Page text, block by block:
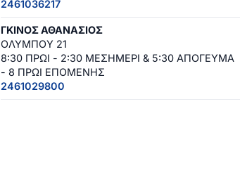
2461036217
ΓΚΙΝΟΣ ΑΘΑΝΑΣΙΟΣ
ΟΛΥΜΠΟΥ 21
8:30 ΠΡΩΙ - 2:30 ΜΕΣΗΜΕΡΙ & 5:30 ΑΠΟΓΕΥΜΑ
- 8 ΠΡΩΙ ΕΠΟΜΕΝΗΣ
2461029800